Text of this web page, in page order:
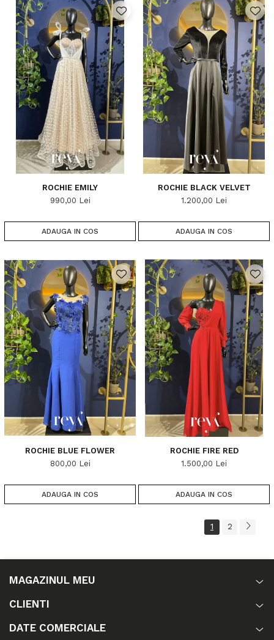
ROCHIE EMILY
990,00 Lei
ADAUGA IN COS
ROCHIE BLACK VELVET
1.200,00 Lei
ADAUGA IN COS
ROCHIE BLUE FLOWER
800,00 Lei
ADAUGA IN COS
ROCHIE FIRE RED
1.500,00 Lei
ADAUGA IN COS
1 2
MAGAZINUL MEU
CLIENTI
DATE COMERCIALE